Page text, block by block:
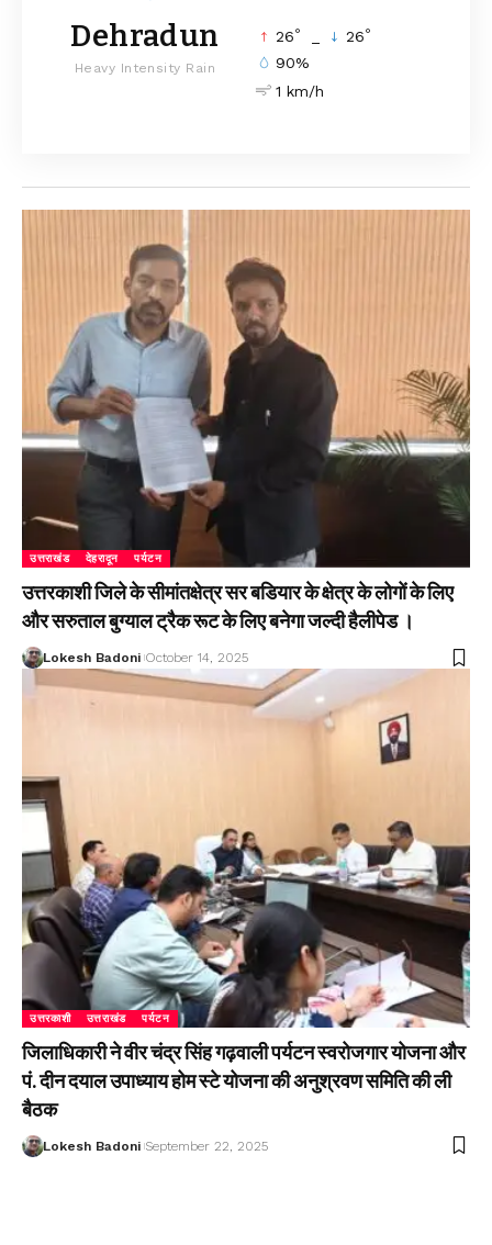
Dehradun
Heavy Intensity Rain
26° 26°
90%
1 km/h
उत्तराखंड देहरादून पर्यटन
उत्तरकाशी जिले के सीमांतक्षेत्र सर बडियार के क्षेत्र के लोगों के लिए
और सरुताल बुग्याल ट्रैक रूट के लिए बनेगा जल्दी हैलीपेड ।
Lokesh Badoni October 14, 2025
उत्तरकाशी उत्तराखंड पर्यटन
जिलाधिकारी ने वीर चंद्र सिंह गढ़वाली पर्यटन स्वरोजगार योजना और
पं. दीन दयाल उपाध्याय होम स्टे योजना की अनुश्रवण समिति की ली
बैठक
Lokesh Badoni September 22, 2025